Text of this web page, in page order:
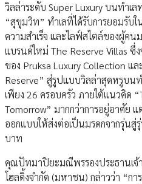
วิลล่าระดับ Super Luxury บนทำเล
“สุขุมวิท” ทำเลที่ได้รับการยอมรับ
ความสำเร็จ และไลฟ์สไตล์ของผู้ค
แบรนด์ใหม่ The Reserve Villas ซึ่
ของ Pruksa Luxury Collection แ
Reserve” สู่รูปแบบวิลล่าสุดหรูบน
เพียง 26 ครอบครัว ภายใต้แนวคิด
Tomorrow” มากกว่าการอยู่อาศัย
ออกแบบให้ส่งต่อเป็นมรดกจากรุ่นสู่
บาท
คุณปัทมาปิยะมณีพรรองประธานเ
โฮลดิ้งจำกัด (มหาชน) กล่าวว่า “กา